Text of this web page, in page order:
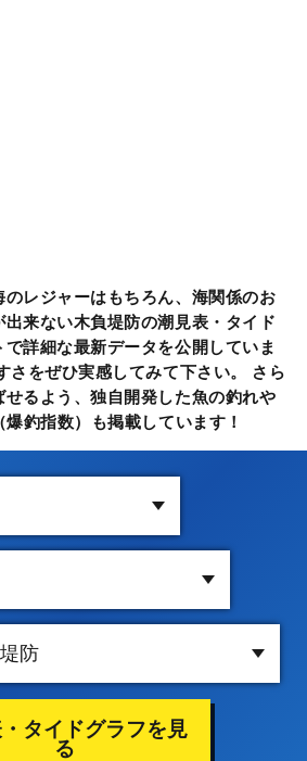
レジャーはもちろん、海関係のお
来ない木負堤防の潮見表・タイド
詳細な最新データを公開していま
さをぜひ実感してみて下さい。 さら
るよう、独自開発した魚の釣れや
釣指数）も掲載しています！
タイドグラフを見
る